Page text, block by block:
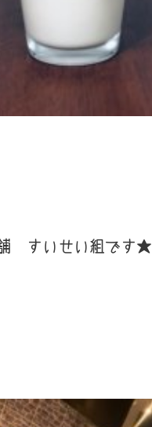
すいせい組です★